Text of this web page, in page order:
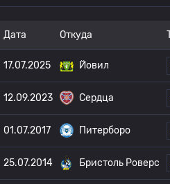
Дата Откуда
17.07.2025 Йовил
12.09.2023 Сердца
01.07.2017 Питерборо
25.07.2014 Бристоль Роверс